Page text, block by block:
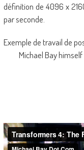
définition de 4096 x
par seconde.
Exemple de travail de
Michael Bay